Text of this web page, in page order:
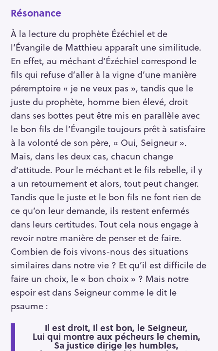
Résonance
À la lecture du prophète Ézéchiel et de
l’Évangile de Matthieu apparaît une similitude.
En effet, au méchant d’Ézéchiel correspond le
fils qui refuse d’aller à la vigne d’une manière
péremptoire « je ne veux pas », tandis que le
juste du prophète, homme bien élevé, droit
dans ses bottes peut être mis en parallèle avec
le bon fils de l’Évangile toujours prêt à satisfaire
à la volonté de son père, « Oui, Seigneur ».
Mais, dans les deux cas, chacun change
d’attitude. Pour le méchant et le fils rebelle, il y
a un retournement et alors, tout peut changer.
Tandis que le juste et le bon fils ne font rien de
ce qu’on leur demande, ils restent enfermés
dans leurs certitudes. Tout cela nous engage à
revoir notre manière de penser et de faire.
Combien de fois vivons-nous des situations
similaires dans notre vie ? Et qu’il est difficile de
faire un choix, le « bon choix » ? Mais notre
espoir est dans Seigneur comme le dit le
psaume :
Il est droit, il est bon, le Seigneur,
Lui qui montre aux pécheurs le chemin,
Sa justice dirige les humbles,